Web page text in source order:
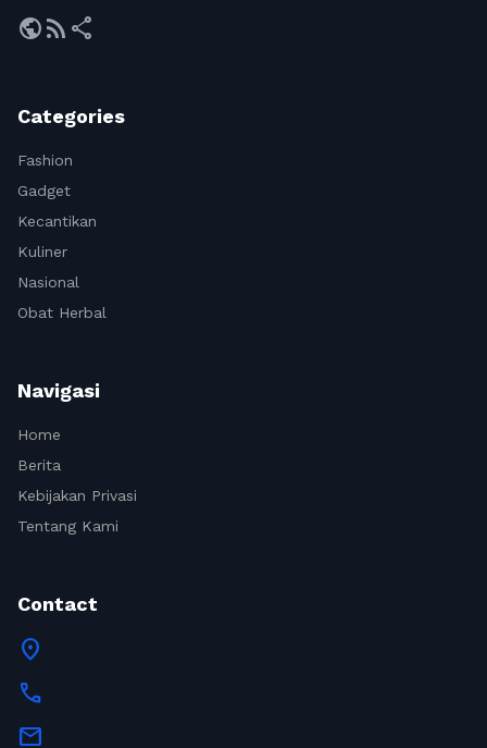
publicrss_feed share
Categories
Fashion
Gadget
Kecantikan
Kuliner
Nasional
Obat Herbal
Navigasi
Home
Berita
Kebijakan Privasi
Tentang Kami
Contact
location_on
call
mail